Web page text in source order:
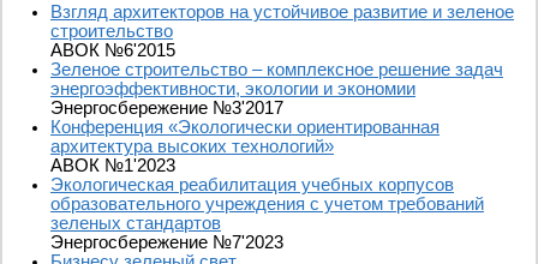
Взгляд архитекторов на устойчивое развитие и зеленое
строительство
АВОК №6'2015
Зеленое строительство – комплексное решение задач
энергоэффективности, экологии и экономии
Энергосбережение №3'2017
Конференция «Экологически ориентированная
архитектура высоких технологий»
АВОК №1'2023
Экологическая реабилитация учебных корпусов
образовательного учреждения c учетом требований
зеленых стандартов
Энергосбережение №7'2023